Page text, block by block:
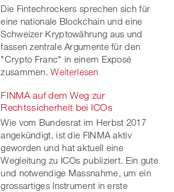
Die Fintechrockers sprechen sich für
eine nationale Blockchain und eine
Schweizer Kryptowährung aus und
fassen zentrale Argumente für den
"Crypto Franc" in einem Exposé
zusammen. Weiterlesen
FINMA auf dem Weg zur
Rechtssicherheit bei ICOs
Wie vom Bundesrat im Herbst 2017
angekündigt, ist die FINMA aktiv
geworden und hat aktuell eine
Wegleitung zu ICOs publiziert. Ein gute
und notwendige Massnahme, um ein
grossartiges Instrument in erste